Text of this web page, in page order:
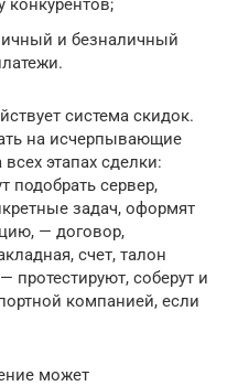
конкурентов;
и безналичный
система скидок.
на исчерпывающие
этапах сделки:
подобрать сервер,
задач, оформят
— договор,
счет, талон
протестируют, соберут и
компанией, если
может